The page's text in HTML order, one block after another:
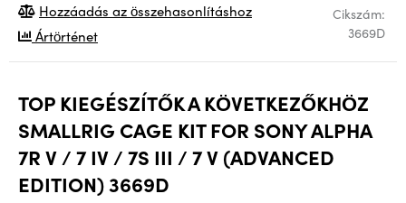
Cikszám:
3669D
Hozzáadás az összehasonlításhoz
Ártörténet
TOP KIEGÉSZÍTŐK A KÖVETKEZŐKHÖZ
SMALLRIG CAGE KIT FOR SONY ALPHA
7R V / 7 IV / 7S III / 7 V (ADVANCED
EDITION) 3669D